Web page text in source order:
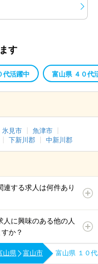
す
代活躍中 富山県 ４０代
氷見市
魚津市
下新川郡 中新川郡
する求人は何件あり
に興味のある他の人
か？
山県 富山市 富山県 １０